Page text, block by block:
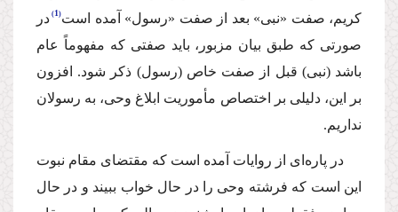
كریم، صفت «نبى» بعد از صفت «رسول» آمده است 1 در
صورتى كه طبق بیان مزبور، باید صفتى كه مفهوماً عام
باشد (نبى) قبل از صفت خاص (رسول) ذكر شود. افزون
بر این، دلیلى بر اختصاص مأموریت ابلاغ وحى، به رسولان
نداریم.
در پاره‌اى از روایات آمده است كه مقتضاى مقام نبوت
این است كه فرشته وحى را در حال خواب ببیند و در حال